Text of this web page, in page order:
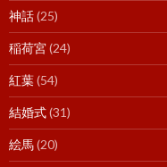
神話(25)
稲荷宮(24)
紅葉(54)
結婚式(31)
絵馬(20)